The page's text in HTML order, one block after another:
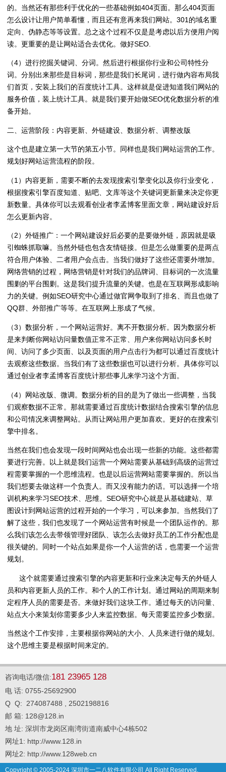
的。当然还有那些利于优化的一些基础例如404页面。那么404页面
怎么设计让用户简单看懂，而且还有意再来我们网站。301的域名重
定向、伪静态等等设置。总之这个过程不仅是是考虑以后方便用户阅
读。更重要的是让网站适合去优化。做好SEO.
（4）进行挖掘关键词、分词。然后进行根据你行业和公司特性分
词。分别出来那些是目标词，那些是我们长尾词，进行做内容布局我
们首页，安装上我们的百度统计工具。这样就是促进知道我们网站的
服务价值，装上统计工具。就是我们要开始做SEO优化数据分析的准
备开始。
二、运营阶段：内容更新、外链建设、数据分析、调整改版
这个也是建立第一大节的第五小节。同样也是我们网站运营的工作。
规划好网站运营流程的阶段。
（1）内容更新，需要不断的去发现搜索引擎变化以及你行业变化，
根据搜索引擎百度知道、贴吧、文库等这个关键词更新量来决定你更
新数量。具体你可以去观看创业者李孟博客里面文章，网站建设好后
怎么更新内容。
（2）外链推广：一个网站建设好后必要的是要做外链，原因就是吸
引蜘蛛抓取嘛。当然外链也包含友情链接。但是怎么做重要的是两点
符合用户体验、二者用户会点击。当我们做好了这些还需要外增加。
网络营销的过程，网络营销是针对我们的品牌词、目标词的一次流量
围剿的平台围剿。这是我们提升流量的关键。也是在互联网形成影响
力的关键。例如SEO研究中心通过做官网争取到了排名、而且也做了
QQ群、外部推广等等。在互联网上形成了气候。
（3）数据分析，一个网站运营好。离不开数据分析。因为数据分析
是来判断你网站访问量数值正常不正常、用户来你网站访问多长时
间、访问了多少页面、以及页面的用户点击行为都可以通过百度统计
去观察这些数据。当我们有了这些数据也可以进行分析。具体你可以
通过创业者李孟博客百度统计那些事儿来学习这个方面。
（4）网站改版、微调。数据分析的目的是为了做出一些调整，当我
们观察数据不正常。那就需要通过百度统计数据结合搜索引擎的信息
和公司情况来调整网站。从而让网站用户更加喜欢。更好的在搜索引
擎中排名。
当然在我们也会发现一段时间网站也会出现一些新的功能。这些都需
要进行完善。以上就是我们运营一个网站需要从基础到高级的运营过
程需要掌握的一个思维流程。也是以后运营网站需要掌握的。所以当
我们想要去做这样一个负责人。而又没有能力的话。可以选择一个培
训机构来学习SEO技术、思维。SEO研究中心就是从基础建站、草
图设计到网站运营的过程开始的一个学习，可以来参加。当然我们了
解了这些，我们也发现了一个网站运营有时候是一个团队运作的。那
么我们该怎么去带领管理好团队、该怎么去做好员工的工作分配也是
很关键的。同时一个站点如果是你一个人运营的话，也需要一个运营
规划。
这个就需要通过搜索引擎的内容更新和行业来决定每天的外链人
员和内容更新人员的工作。和个人的工作计划。通过网站的周期来制
定程序人员的需要是否。来做好我们这块工作。通过每天的访问量、
站点大小来策划你需要多少人来监控数据。每天需要监控多少数据。
当然这个工作安排，主要根据你网站的大小、人员来进行做的规划。
这个思维主要是根据时间来定的。
咨询电话/微信:181 23965 128
电 话: 0755-25692900
Q Q: 274087488 , 2502198816
邮 箱: 128@128.in
地 址: 深圳市龙岗区南湾街道南威中心4栋502
网址1: http://www.128.in
网址2: http://www.128web.cn
Copyright © 2005-2024 深圳市一二八软件有限公司 All Right Reserved.